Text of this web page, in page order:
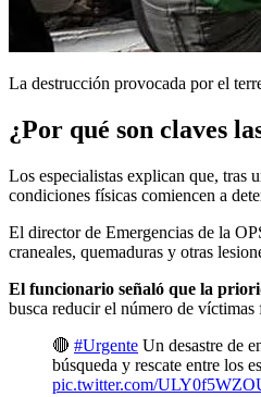
La destrucción provocada por el
¿Por qué son claves
Los especialistas explican que, tras
condiciones físicas comiencen a
El director de Emergencias de la
craneales, quemaduras y otras
El funcionario señaló que la
busca reducir el número de víctimas
🔴 #Urgente Un desastre de
búsqueda y rescate entre los
pic.twitter.com/